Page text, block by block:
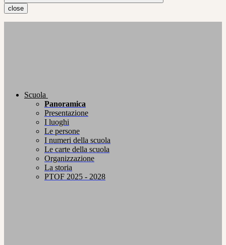
close
Scuola
Panoramica
Presentazione
I luoghi
Le persone
I numeri della scuola
Le carte della scuola
Organizzazione
La storia
PTOF 2025 - 2028